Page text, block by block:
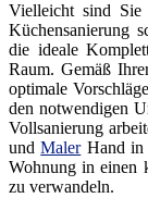
Vielleicht sind
Küchensanierung
die ideale
Raum. Gemäß
optimale
den notwendigen
Vollsanierung
undMalerHand in
Wohnung in einen
zu verwandeln.